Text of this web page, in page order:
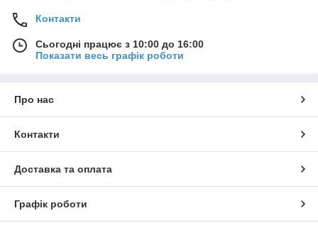
Контакти
Сьогодні працює з 10:00 до 16:00
Показати весь графік роботи
Про нас
Контакти
Доставка та оплата
Графік роботи